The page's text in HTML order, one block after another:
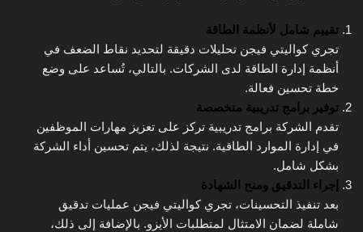
تقييم شامل لأنظمة الطاقة
تجري كواليتي فيجن تحليلات دقيقة لتحديد نقاط الضعف في
أنظمة إدارة الطاقة لدى الشركات. بالتالي، تُساعد على وضع
خطة تحسين فعالة.
توفير برامج تدريبية متخصصة
تقدم الشركة برامج تدريبية تركز على تعزيز مهارات الموظفين
في إدارة الموارد الطاقية. نتيجة لذلك، يتم تحسين أداء الشركة
بشكل شامل.
إجراء التدقيق ومنح الشهادة
بعد تنفيذ التحسينات، تجري كواليتي فيجن عمليات تدقيق
شاملة لضمان الامتثال لمتطلبات الأيزو. بالإضافة إلى ذلك،